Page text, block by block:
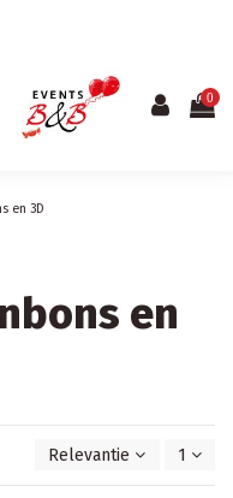
0
en 3D
en
Relevantie 1